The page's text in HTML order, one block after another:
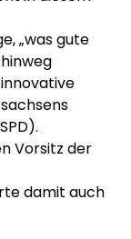
„was gute
Vorsitz der
damit auch